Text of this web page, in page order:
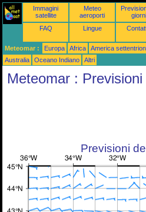
Immagini
satellite
Meteo
aeroporti
giorni
FAQ Lingue
Meteomar : Europa Africa America
Australia
Oceano Indiano Altri
Meteomar :
Previsioni